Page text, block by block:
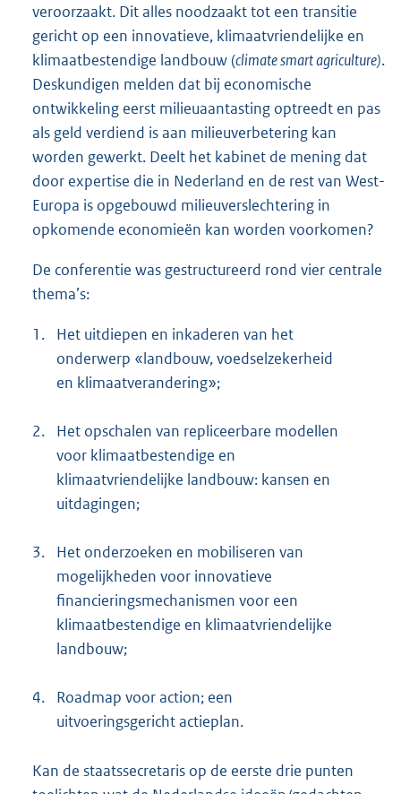
veroorzaakt. Dit alles noodzaakt tot een transitie
gericht op een innovatieve, klimaatvriendelijke en
klimaatbestendige landbouw (climate smart agriculture).
Deskundigen melden dat bij economische
ontwikkeling eerst milieuaantasting optreedt en pas
als geld verdiend is aan milieuverbetering kan
worden gewerkt. Deelt het kabinet de mening dat
door expertise die in Nederland en de rest van West-
Europa is opgebouwd milieuverslechtering in
opkomende economieën kan worden voorkomen?
De conferentie was gestructureerd rond vier centrale
thema’s:
1.
Het uitdiepen en inkaderen van het
onderwerp «landbouw, voedselzekerheid
en klimaatverandering»;
2.
Het opschalen van repliceerbare modellen
voor klimaatbestendige en
klimaatvriendelijke landbouw: kansen en
uitdagingen;
3.
Het onderzoeken en mobiliseren van
mogelijkheden voor innovatieve
financieringsmechanismen voor een
klimaatbestendige en klimaatvriendelijke
landbouw;
4.
Roadmap voor action; een
uitvoeringsgericht actieplan.
Kan de staatssecretaris op de eerste drie punten